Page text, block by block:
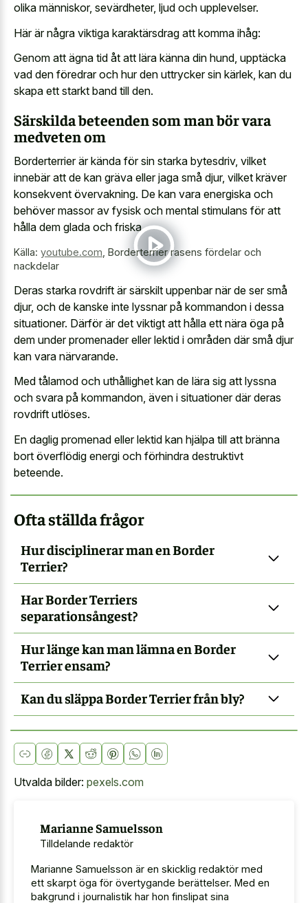
olika människor, sevärdheter, ljud och upplevelser.
Här är några viktiga karaktärsdrag att komma ihåg:
Genom att ägna tid åt att lära känna din hund, upptäcka
vad den föredrar och hur den uttrycker sin kärlek, kan du
skapa ett starkt band till den.
Särskilda beteenden som man bör vara
medveten om
Borderterrier är kända för sin starka bytesdriv, vilket
innebär att de kan gräva eller jaga små djur, vilket kräver
konsekvent övervakning. De kan vara energiska och
behöver massor av fysisk och mental stimulans för att
hålla dem glada och friska.
Källa: youtube.com Borderterrier rasens fördelar och
nackdelar
Deras starka rovdrift är särskilt uppenbar när de ser små
djur, och de kanske inte lyssnar på kommandon i dessa
situationer. Därför är det viktigt att hålla ett nära öga på
dem under promenader eller lektid i områden där små djur
kan vara närvarande.
Med tålamod och uthållighet kan de lära sig att lyssna
och svara på kommandon, även i situationer där deras
rovdrift utlöses.
En daglig promenad eller lektid kan hjälpa till att bränna
bort överflödig energi och förhindra destruktivt
beteende.
Ofta ställda frågor
Hur disciplinerar man en Border
Terrier?
Har Border Terriers
separationsångest?
Hur länge kan man lämna en Border
Terrier ensam?
Kan du släppa Border Terrier från bly?
Utvalda bilder: pexels.com
Marianne Samuelsson
Tilldelande redaktör
Marianne Samuelsson är en skicklig redaktör med
ett skarpt öga för övertygande berättelser. Med en
bakgrund i journalistik har hon finslipat sina